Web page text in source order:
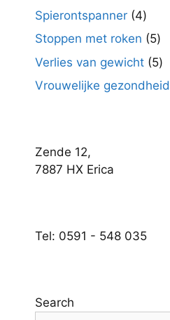
product
Spierontspanner 44
Stoppen met roken 55
Verlies van gewicht 55
Vrouwelijke gezondheid
Zende 12,
7887 HX Erica
Tel: 0591 - 548 035
Search